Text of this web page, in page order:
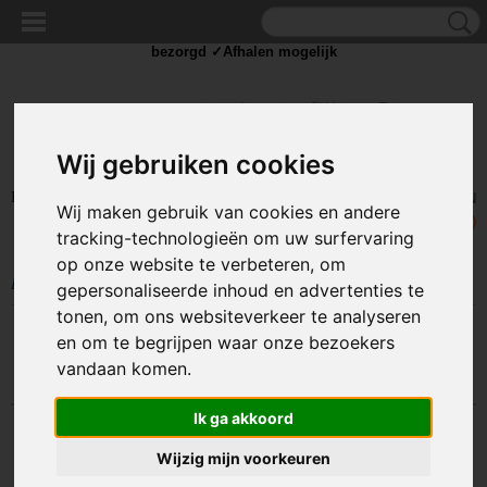
Wij gebruiken cookies
Wij maken gebruik van cookies en andere
tracking-technologieën om uw surfervaring
op onze website te verbeteren, om
gepersonaliseerde inhoud en advertenties te
tonen, om ons websiteverkeer te analyseren
en om te begrijpen waar onze bezoekers
vandaan komen.
Ik ga akkoord
Wijzig mijn voorkeuren
Inloggen
UW WINKELWAGEN
Geen producten
(0)
Home >IJZERWAREN>KARABIJN HAKEN >Karabijnhaak - Twistlock
Sorteer op:
bezorgd ✓Afhalen mogelijk